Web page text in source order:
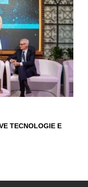
TECNOLOGIE E